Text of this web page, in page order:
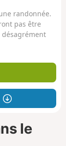
randonnée.
pas être
désagrément
le